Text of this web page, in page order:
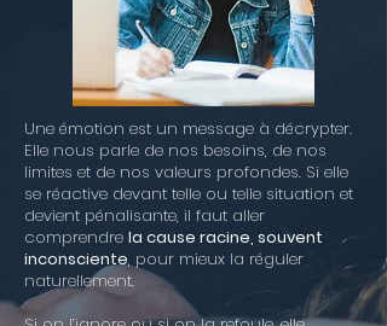
Une émotion est un message à décrypter.
Elle nous parle de nos besoins, de nos
limites et de nos valeurs profondes. Si elle
se réactive devant telle ou telle situation et
devient pénalisante, il faut aller
comprendre la cause racine, souvent
inconsciente, pour mieux la réguler
naturellement.